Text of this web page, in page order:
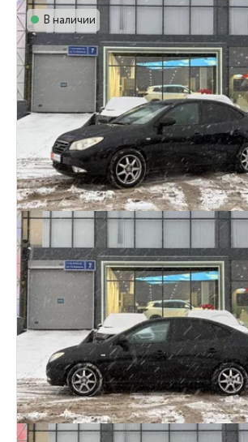
В наличии